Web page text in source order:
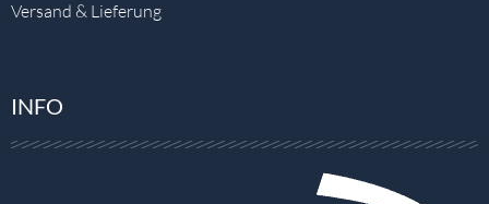
Versand & Lieferung
INFO